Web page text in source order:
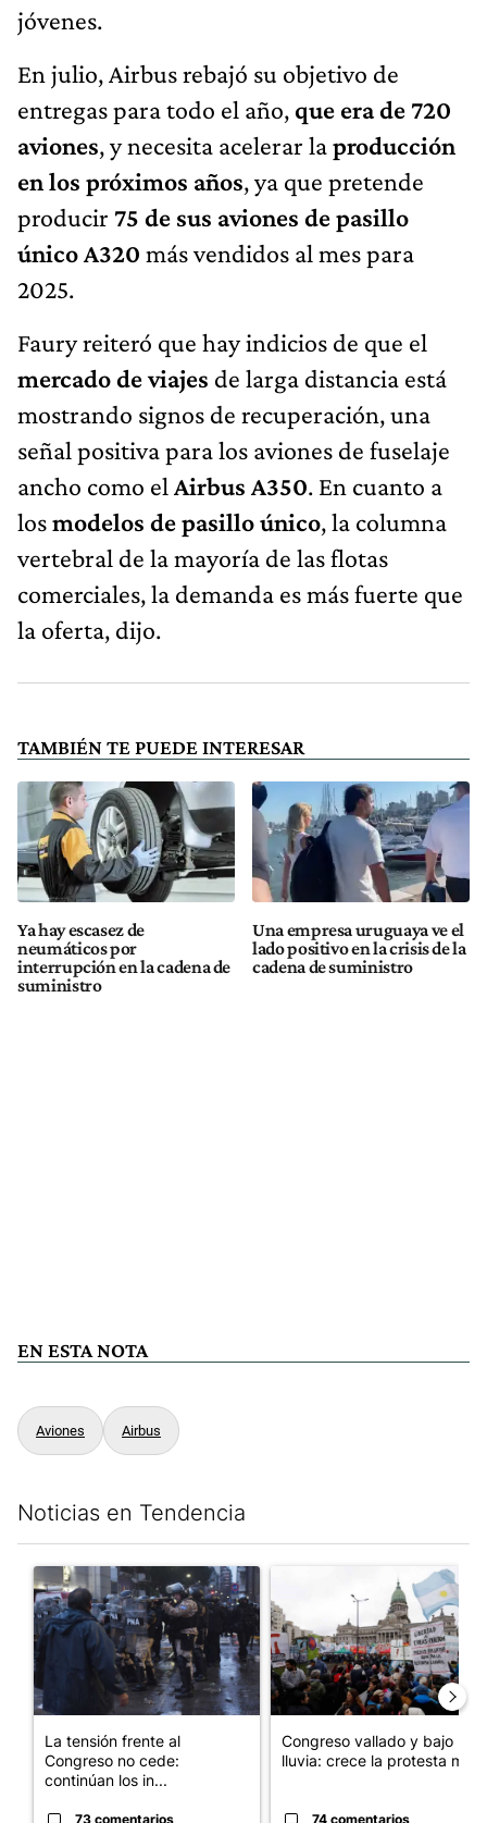
jóvenes.
En julio, Airbus rebajó su objetivo de
entregas para todo el año, que era de 720
aviones, y necesita acelerar laproducción
en los próximos años, ya que pretende
producir 75 de sus aviones de pasillo
único A320 más vendidos al mes para
2025.
Faury reiteró que hay indicios de que el
mercado de viajes de larga distancia está
mostrando signos de recuperación, una
señal positiva para los aviones de fuselaje
ancho como el Airbus A350. En cuanto a
losmodelos de pasillo único, la columna
vertebral de la mayoría de las flotas
comerciales, la demanda es más fuerte que
la oferta, dijo.
TAMBIÉN TE PUEDE INTERESAR
Ya hay escasez de
neumáticos por
interrupción en la cadena de
suministro
Una empresa uruguaya ve el
lado positivo en la crisis de la
cadena de suministro
EN ESTA NOTA
Aviones Airbus
Noticias en Tendencia
Un artículo de tendencia con el título "La tensión frente al
La tensión frente al
Congreso no cede:
continúan los in...
73 comentarios
Un artículo de tendencia
Congreso vallado y bajo la
lluvia: crece la protesta mi...
74 comentarios